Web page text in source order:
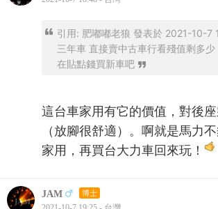
引用: 肥嘟嘟老狼 發表於 2021-10-7
三年車 直接賣中古車行看殘值剩多少
在貼點錢買新車吧
這台車家用有它的價值，對後
（放腳很舒適）。啊就是馬力
家用，再買台大力車回來玩！
JAM 博士